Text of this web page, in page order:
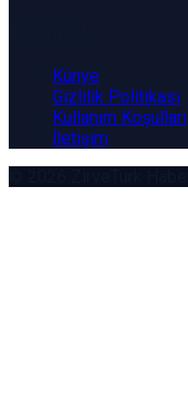
Künye
Gizlilik Politikası
Kullanım Koşulları
İletişim